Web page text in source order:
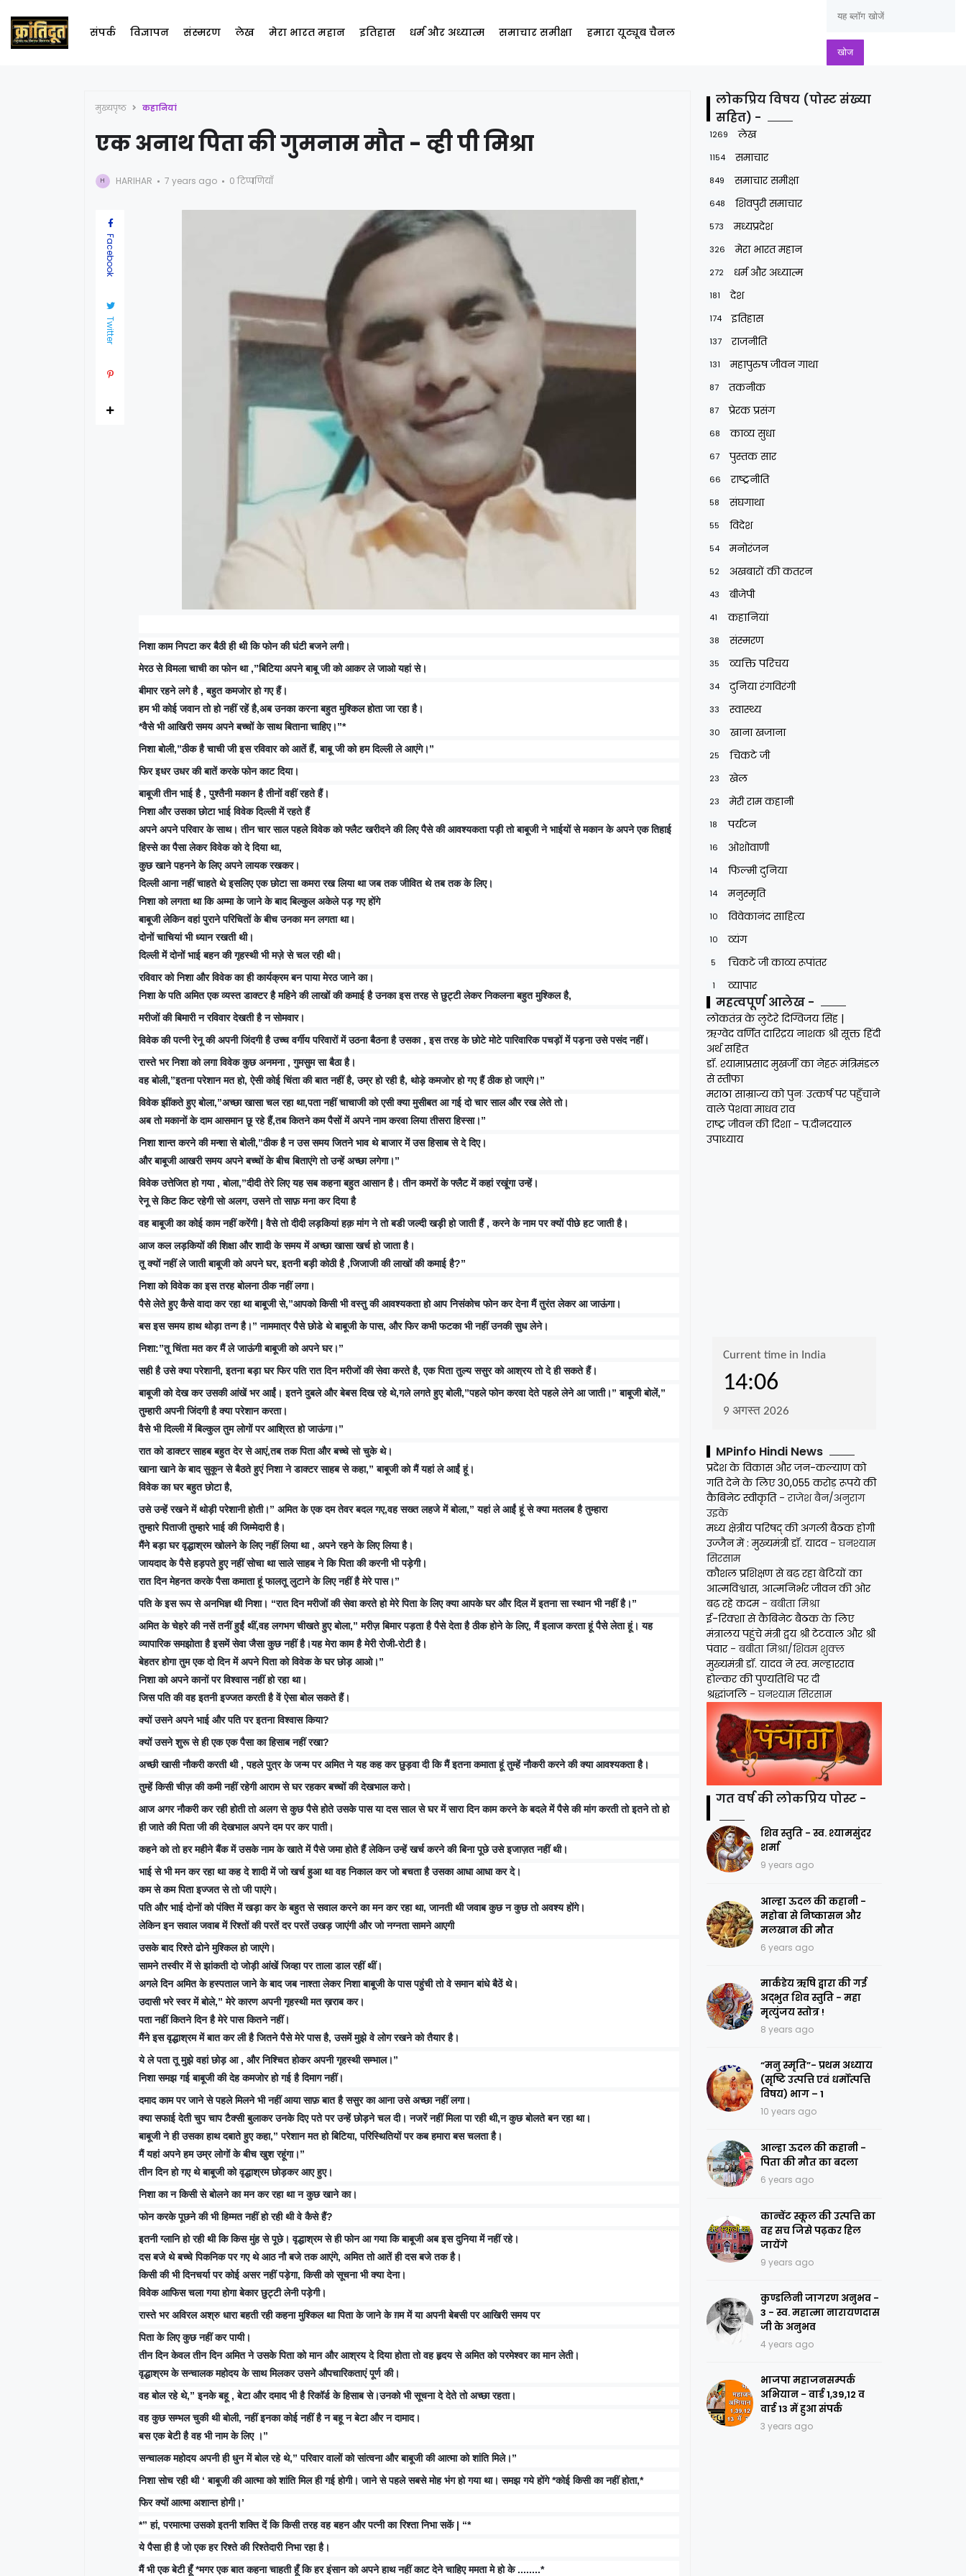
संपर्क विज्ञापन संस्मरण लेख मेरा भारत महान इतिहास धर्म और अध्यात्म समाचार समीक्षा हमारा यूट्यूब चैनल
मुख्यपृष्ठ कहानियां
एक अनाथ पिता की गुमनाम मौत - व्ही पी मिश्रा
H HARIHAR 7 years ago 0 टिप्पणियाँ
निशा काम निपटा कर बैठी ही थी कि फोन की घंटी बजने लगी।
मेरठ से विमला चाची का फोन था ,”बिटिया अपने बाबू जी को आकर ले जाओ यहां से।
बीमार रहने लगे है , बहुत कमजोर हो गए हैं।
हम भी कोई जवान तो हो नहीं रहें है,अब उनका करना बहुत मुश्किल होता जा रहा है।
*वैसे भी आखिरी समय अपने बच्चों के साथ बिताना चाहिए।”*
निशा बोली,”ठीक है चाची जी इस रविवार को आतें हैं, बाबू जी को हम दिल्ली ले आएंगे।”
फिर इधर उधर की बातें करके फोन काट दिया।
बाबूजी तीन भाई है , पुश्तैनी मकान है तीनों वहीं रहते हैं।
निशा और उसका छोटा भाई विवेक दिल्ली में रहते हैं
अपने अपने परिवार के साथ। तीन चार साल पहले विवेक को फ्लैट खरीदने की लिए पैसे की आवश्यकता पड़ी तो बाबूजी ने भाईयों से मकान के अपने एक तिहाई
हिस्से का पैसा लेकर विवेक को दे दिया था,
कुछ खाने पहनने के लिए अपने लायक रखकर।
दिल्ली आना नहीं चाहते थे इसलिए एक छोटा सा कमरा रख लिया था जब तक जीवित थे तब तक के लिए।
निशा को लगता था कि अम्मा के जाने के बाद बिल्कुल अकेले पड़ गए होंगे
बाबूजी लेकिन वहां पुराने परिचितों के बीच उनका मन लगता था।
दोनों चाचियां भी ध्यान रखती थी।
दिल्ली में दोनों भाई बहन की गृहस्थी भी मज़े से चल रही थी।
रविवार को निशा और विवेक का ही कार्यक्रम बन पाया मेरठ जाने का।
निशा के पति अमित एक व्यस्त डाक्टर है महिने की लाखों की कमाई है उनका इस तरह से छुट्टी लेकर निकलना बहुत मुश्किल है,
मरीजों की बिमारी न रविवार देखती है न सोमवार।
विवेक की पत्नी रेनू की अपनी जिंदगी है उच्च वर्गीय परिवारों में उठना बैठना है उसका , इस तरह के छोटे मोटे पारिवारिक पचड़ों में पड़ना उसे पसंद नहीं।
रास्ते भर निशा को लगा विवेक कुछ अनमना , गुमसुम सा बैठा है।
वह बोली,”इतना परेशान मत हो, ऐसी कोई चिंता की बात नहीं है, उम्र हो रही है, थोड़े कमजोर हो गए हैं ठीक हो जाएंगे।”
विवेक झींकते हुए बोला,”अच्छा खासा चल रहा था,पता नहीं चाचाजी को एसी क्या मुसीबत आ गई दो चार साल और रख लेते तो।
अब तो मकानों के दाम आसमान छू रहे हैं,तब कितने कम पैसों में अपने नाम करवा लिया तीसरा हिस्सा।”
निशा शान्त करने की मन्शा से बोली,”ठीक है न उस समय जितने भाव थे बाजार में उस हिसाब से दे दिए।
और बाबूजी आखरी समय अपने बच्चों के बीच बिताएंगे तो उन्हें अच्छा लगेगा।”
विवेक उत्तेजित हो गया , बोला,”दीदी तेरे लिए यह सब कहना बहुत आसान है। तीन कमरों के फ्लैट में कहां रखूंगा उन्हें।
रेनू से किट किट रहेगी सो अलग, उसने तो साफ़ मना कर दिया है
वह बाबूजी का कोई काम नहीं करेंगी | वैसे तो दीदी लड़कियां हक़ मांग ने तो बडी जल्दी खड़ी हो जाती हैं , करने के नाम पर क्यों पीछे हट जाती है।
आज कल लड़कियों की शिक्षा और शादी के समय में अच्छा खासा खर्च हो जाता है।
तू क्यों नहीं ले जाती बाबूजी को अपने घर, इतनी बड़ी कोठी है ,जिजाजी की लाखों की कमाई है?”
निशा को विवेक का इस तरह बोलना ठीक नहीं लगा।
पैसे लेते हुए कैसे वादा कर रहा था बाबूजी से,”आपको किसी भी वस्तु की आवश्यकता हो आप निसंकोच फोन कर देना मैं तुरंत लेकर आ जाऊंगा।
बस इस समय हाथ थोड़ा तन्ग है।” नाममात्र पैसे छोडे थे बाबूजी के पास, और फिर कभी फटका भी नहीं उनकी सुध लेने।
निशा:”तू चिंता मत कर मैं ले जाऊंगी बाबूजी को अपने घर।”
सही है उसे क्या परेशानी, इतना बड़ा घर फिर पति रात दिन मरीजों की सेवा करते है, एक पिता तुल्य ससुर को आश्रय तो दे ही सकते हैं।
बाबूजी को देख कर उसकी आंखें भर आईं। इतने दुबले और बेबस दिख रहे थे,गले लगते हुए बोली,”पहले फोन करवा देते पहले लेने आ जाती।” बाबूजी बोलें,”
तुम्हारी अपनी जिंदगी है क्या परेशान करता।
वैसे भी दिल्ली में बिल्कुल तुम लोगों पर आश्रित हो जाऊंगा।”
रात को डाक्टर साहब बहुत देर से आएं,तब तक पिता और बच्चे सो चुके थे।
खाना खाने के बाद सुकून से बैठते हुएं निशा ने डाक्टर साहब से कहा,” बाबूजी को मैं यहां ले आईं हूं।
विवेक का घर बहुत छोटा है,
उसे उन्हें रखने में थोड़ी परेशानी होती।” अमित के एक दम तेवर बदल गए,वह सख्त लहजे में बोला,” यहां ले आईं हूं से क्या मतलब है तुम्हारा
तुम्हारे पिताजी तुम्हारे भाई की जिम्मेदारी है।
मैंने बड़ा घर वृद्धाश्रम खोलने के लिए नहीं लिया था , अपने रहने के लिए लिया है।
जायदाद के पैसे हड़पते हुए नहीं सोचा था साले साहब ने कि पिता की करनी भी पड़ेगी।
रात दिन मेहनत करके पैसा कमाता हूं फालतू लुटाने के लिए नहीं है मेरे पास।”
पति के इस रूप से अनभिज्ञ थी निशा। “रात दिन मरीजों की सेवा करते हो मेरे पिता के लिए क्या आपके घर और दिल में इतना सा स्थान भी नहीं है।”
अमित के चेहरे की नसें तनीं हुईं थीं,वह लगभग चीखते हुए बोला,” मरीज़ बिमार पड़ता है पैसे देता है ठीक होने के लिए, मैं इलाज करता हूं पैसे लेता हूं। यह
व्यापारिक समझोता है इसमें सेवा जैसा कुछ नहीं है।यह मेरा काम है मेरी रोजी-रोटी है।
बेहतर होगा तुम एक दो दिन में अपने पिता को विवेक के घर छोड़ आओ।”
निशा को अपने कानों पर विश्वास नहीं हो रहा था।
जिस पति की वह इतनी इज्जत करती है वें ऐसा बोल सकते हैं।
क्यों उसने अपने भाई और पति पर इतना विश्वास किया?
क्यों उसने शुरू से ही एक एक पैसा का हिसाब नहीं रखा?
अच्छी खासी नौकरी करती थी , पहले पुत्र के जन्म पर अमित ने यह कह कर छुड़वा दी कि मैं इतना कमाता हूं तुम्हें नौकरी करने की क्या आवश्यकता है।
तुम्हें किसी चीज़ की कमी नहीं रहेगी आराम से घर रहकर बच्चों की देखभाल करो।
आज अगर नौकरी कर रही होती तो अलग से कुछ पैसे होते उसके पास या दस साल से घर में सारा दिन काम करने के बदले में पैसे की मांग करती तो इतने तो हो
ही जाते की पिता जी की देखभाल अपने दम पर कर पाती।
कहने को तो हर महीने बैंक में उसके नाम के खाते में पैसे जमा होते हैं लेकिन उन्हें खर्च करने की बिना पूछे उसे इजाज़त नहीं थी।
भाई से भी मन कर रहा था कह दे शादी में जो खर्च हुआ था वह निकाल कर जो बचता है उसका आधा आधा कर दे।
कम से कम पिता इज्जत से तो जी पाएंगे।
पति और भाई दोनों को पंक्ति में खड़ा कर के बहुत से सवाल करने का मन कर रहा था, जानती थी जवाब कुछ न कुछ तो अवश्य होंगे।
लेकिन इन सवाल जवाब में रिश्तों की परतें दर परतें उखड़ जाएंगी और जो नग्नता सामने आएगी
उसके बाद रिश्ते ढोने मुश्किल हो जाएंगे।
सामने तस्वीर में से झांकती दो जोड़ी आंखें जिव्हा पर ताला डाल रहीं थीं।
अगले दिन अमित के हस्पताल जाने के बाद जब नाश्ता लेकर निशा बाबूजी के पास पहुंची तो वे समान बांधे बैठें थे।
उदासी भरे स्वर में बोले,” मेरे कारण अपनी गृहस्थी मत ख़राब कर।
पता नहीं कितने दिन है मेरे पास कितने नहीं।
मैंने इस वृद्धाश्रम में बात कर ली है जितने पैसे मेरे पास है, उसमें मुझे वे लोग रखने को तैयार है।
ये ले पता तू मुझे वहां छोड़ आ , और निश्चित होकर अपनी गृहस्थी सम्भाल।”
निशा समझ गई बाबूजी की देह कमजोर हो गई है दिमाग नहीं।
दमाद काम पर जाने से पहले मिलने भी नहीं आया साफ़ बात है ससुर का आना उसे अच्छा नहीं लगा।
क्या सफाई देती चुप चाप टैक्सी बुलाकर उनके दिए पते पर उन्हें छोड़ने चल दी। नजरें नहीं मिला पा रही थी,न कुछ बोलते बन रहा था।
बाबूजी ने ही उसका हाथ दबाते हुए कहा,” परेशान मत हो बिटिया, परिस्थितियों पर कब हमारा बस चलता है।
मैं यहां अपने हम उम्र लोगों के बीच खुश रहूंगा।”
तीन दिन हो गए थे बाबूजी को वृद्धाश्रम छोड़कर आए हुए।
निशा का न किसी से बोलने का मन कर रहा था न कुछ खाने का।
फोन करके पूछने की भी हिम्मत नहीं हो रही थी वे कैसे हैं?
इतनी ग्लानि हो रही थी कि किस मुंह से पूछे। वृद्धाश्रम से ही फोन आ गया कि बाबूजी अब इस दुनिया में नहीं रहे।
दस बजे थे बच्चे पिकनिक पर गए थे आठ नौ बजे तक आएंगे, अमित तो आतें ही दस बजे तक है।
किसी की भी दिनचर्या पर कोई असर नहीं पड़ेगा, किसी को सूचना भी क्या देना।
विवेक आफिस चला गया होगा बेकार छुट्टी लेनी पड़ेगी।
रास्ते भर अविरल अश्रु धारा बहती रही कहना मुश्किल था पिता के जाने के ग़म में या अपनी बेबसी पर आखिरी समय पर
पिता के लिए कुछ नहीं कर पायी।
तीन दिन केवल तीन दिन अमित ने उसके पिता को मान और आश्रय दे दिया होता तो वह हृदय से अमित को परमेश्वर का मान लेती।
वृद्धाश्रम के सन्चालक महोदय के साथ मिलकर उसने औपचारिकताएं पूर्ण की।
वह बोल रहे थे,” इनके बहू , बेटा और दमाद भी है रिकॉर्ड के हिसाब से।उनको भी सूचना दे देते तो अच्छा रहता।
वह कुछ सम्भल चुकी थी बोली, नहीं इनका कोई नहीं है न बहू न बेटा और न दामाद।
बस एक बेटी है वह भी नाम के लिए ।”
सन्चालक महोदय अपनी ही धुन में बोल रहे थे,” परिवार वालों को सांत्वना और बाबूजी की आत्मा को शांति मिले।”
निशा सोच रही थी ‘ बाबूजी की आत्मा को शांति मिल ही गई होगी। जाने से पहले सबसे मोह भंग हो गया था। समझ गये होंगे *कोई किसी का नहीं होता,*
फिर क्यों आत्मा अशान्त होगी।’
*” हां, परमात्मा उसको इतनी शक्ति दें कि किसी तरह वह बहन और पत्नी का रिश्ता निभा सकें | “*
ये पैसा ही है जो एक हर रिश्ते की रिश्तेदारी निभा रहा है।
मैं भी एक बेटी हूँ *मगर एक बात कहना चाहती हूँ कि हर इंसान को अपने हाथ नहीं काट देने चाहिए ममता मे हो के ........*
Facebook
Twitter
लोकप्रिय विषय (पोस्ट संख्या
सहित) -
1269 लेख
1154 समाचार
849 समाचार समीक्षा
648 शिवपुरी समाचार
573 मध्यप्रदेश
326 मेरा भारत महान
272 धर्म और अध्यात्म
181 देश
174 इतिहास
137 राजनीति
131 महापुरुष जीवन गाथा
87 तकनीक
87 प्रेरक प्रसंग
68 काव्य सुधा
67 पुस्तक सार
66 राष्ट्रनीति
58 संघगाथा
55 विदेश
54 मनोरंजन
52 अखबारों की कतरन
43 बीजेपी
41 कहानियां
38 संस्मरण
35 व्यक्ति परिचय
34 दुनिया रंगविरंगी
33 स्वास्थ्य
30 खाना खजाना
25 चिकटे जी
23 खेल
23 मेरी राम कहानी
18 पर्यटन
16 ओशोवाणी
14 फिल्मी दुनिया
14 मनुस्मृति
10 विवेकानंद साहित्य
10 व्यंग
5 चिकटे जी काव्य रूपांतर
1 व्यापार
महत्वपूर्ण आलेख -
लोकतंत्र के लुटेरे दिग्विजय सिंह |
ऋग्वेद वर्णित दारिद्रय नाशक श्री सूक्त हिंदी
अर्थ सहित
डॉ. श्यामाप्रसाद मुखर्जी का नेहरू मंत्रिमंडल
से स्तीफा
मराठा साम्राज्य को पुनः उत्कर्ष पर पहुँचाने
वाले पेशवा माधव राव
राष्ट्र जीवन की दिशा - प.दीनदयाल
उपाध्याय
MPinfo Hindi News
प्रदेश के विकास और जन-कल्याण को
गति देने के लिए 30,055 करोड़ रूपये की
कैबिनेट स्वीकृति- राजेश बैन/अनुराग
उइके
मध्य क्षेत्रीय परिषद् की अगली बैठक होगी
उज्जैन में : मुख्यमंत्री डॉ. यादव- घनश्याम
सिरसाम
कौशल प्रशिक्षण से बढ़ रहा बेटियों का
आत्मविश्वास, आत्मनिर्भर जीवन की ओर
बढ़ रहे कदम- बबीता मिश्रा
ई-रिक्शा से कैबिनेट बैठक के लिए
मंत्रालय पहुंचे मंत्री द्वय श्री टेटवाल और श्री
पंवार- बबीता मिश्रा/शिवम शुक्ल
मुख्यमंत्री डॉ. यादव ने स्व. मल्हारराव
होल्कर की पुण्यतिथि पर दी
श्रद्धांजलि- घनश्याम सिरसाम
गत वर्ष की लोकप्रिय पोस्ट -
शिव स्तुति - स्व. श्यामसुंदर
शर्मा
9 years ago
आल्हा ऊदल की कहानी -
महोबा से निष्कासन और
मलखान की मौत
6 years ago
मार्कंडेय ऋषि द्वारा की गई
अद्भुत शिव स्तुति - महा
मृत्युंजय स्तोत्र !
8 years ago
“मनु स्मृति”- प्रथम अध्याय
(सृष्टि उत्पत्ति एवं धर्मोत्पत्ति
विषय) भाग – 1
10 years ago
आल्हा ऊदल की कहानी -
पिता की मौत का बदला
6 years ago
कान्वेंट स्कूल की उत्पत्ति का
वह सच जिसे पढ़कर हिल
जायेंगे
9 years ago
कुण्डलिनी जागरण अनुभव -
3 - स्व. महात्मा नारायणदास
जी के अनुभव
4 years ago
भाजपा महाजनसम्पर्क
अभियान - वार्ड 1,39,12 व
वार्ड 13 में हुआ संपर्क
3 years ago